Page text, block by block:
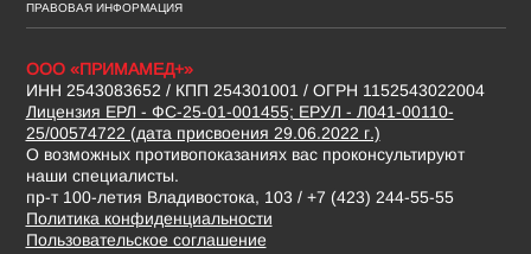
ПРАВОВАЯ ИНФОРМАЦИЯ
ООО «ПРИМАМЕД+»
ИНН 2543083652 / КПП 254301001 / ОГРН 1152543022004
Лицензия ЕРЛ - ФС-25-01-001455; ЕРУЛ - Л041-00110-
25/00574722 (дата присвоения 29.06.2022 г.)
О возможных противопоказаниях вас проконсультируют
наши специалисты.
пр-т 100-летия Владивостока, 103 / +7 (423) 244-55-55
Политика конфиденциальности
Пользовательское соглашение